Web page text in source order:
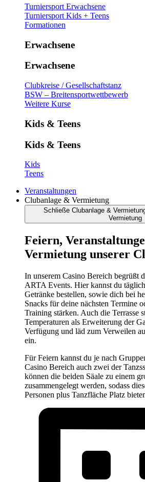
Turniersport Erwachsene
Turniersport Kids + Teens
Formationen
Erwachsene
Erwachsene
Clubkreise / Gesellschaftstanz
BSW – Breitensportwettbewerb
Weitere Kurse
Kids & Teens
Kids & Teens
Kids
Teens
Veranstaltungen
Clubanlage & Vermietung
Schließe Clubanlage &
Vermietung
Feiern,
Vermietung unserer
In unserem Casino Bereich begrüßt
ARTA Events. Hier kannst du
Getränke bestellen, sowie dich bei
Snacks für deine nächsten Termine
Training stärken. Auch die Terrasse
Temperaturen als Erweiterung der
Verfügung und läd zum Verweilen
ein.
Für Feiern kannst du je nach
Casino Bereich auch zwei der
können die beiden Säale zu einem
zusammengelegt werden, sodass
Personen plus Tanzfläche Platz